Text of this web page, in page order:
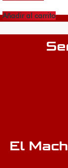
Añadir al carrito
El